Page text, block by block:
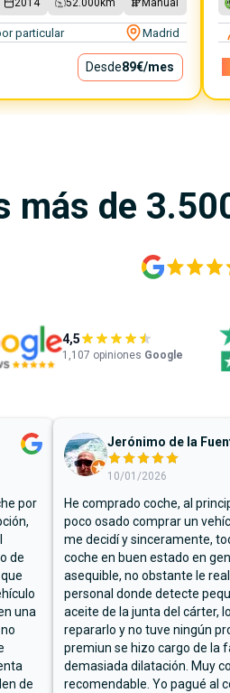
particular Madrid
Desde89€/mes
más de
4,5
1,107 opiniones Google
por
de
una
de
Jerónimo de la
10/01/2026
He comprado coche, al
poco osado comprar un
me decidí y sinceramente,
coche en buen estado en
asequible, no obstante le
personal donde detecte
aceite de la junta del cárter,
repararlo y no tuve ningún
premiun se hizo cargo de la
demasiada dilatación. Muy
recomendable. Yo pagué al